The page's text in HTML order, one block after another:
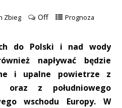
Zbieg Off Prognoza
do Polski i nad wody
napływać będzie
i upalne powietrze z
oraz z południowego
wschodu Europy. W